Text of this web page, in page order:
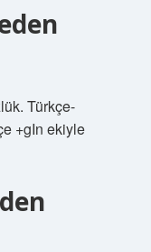
Türkçe-
+gIn ekiyle